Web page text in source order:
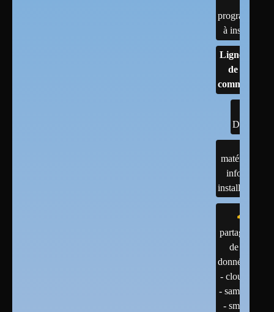
programmes
à installer
Lignes
de
commandes
DOCs
matériels :
infos et
installations
partage
de
données
- cloud
- samba
- smb